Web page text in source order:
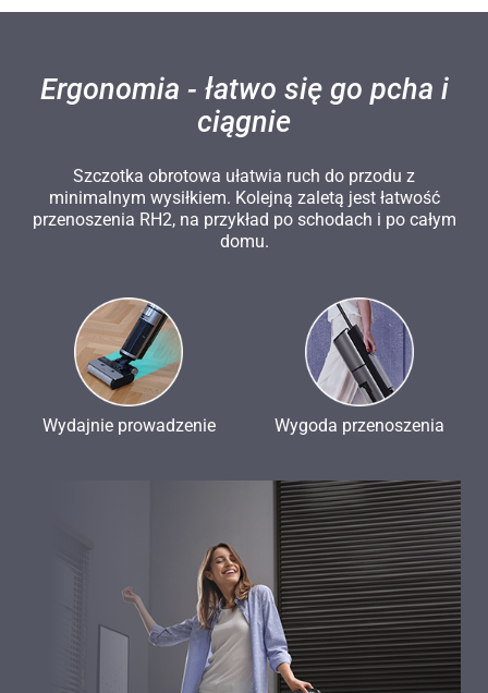
Ergonomia - łatwo się go pcha i
ciągnie
Szczotka obrotowa ułatwia ruch do przodu z
minimalnym wysiłkiem. Kolejną zaletą jest łatwość
przenoszenia RH2, na przykład po schodach i po całym
domu.
Wydajnie prowadzenie Wygoda przenoszenia